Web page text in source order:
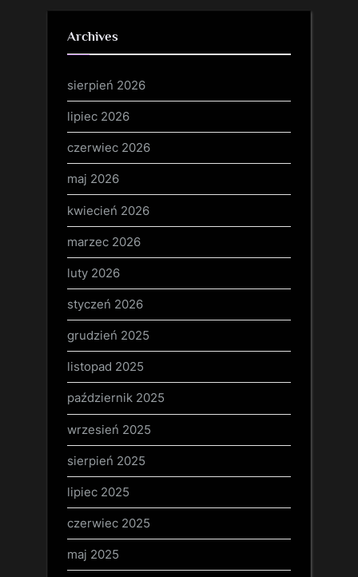
Archives
sierpień 2026
lipiec 2026
czerwiec 2026
maj 2026
kwiecień 2026
marzec 2026
luty 2026
styczeń 2026
grudzień 2025
listopad 2025
październik 2025
wrzesień 2025
sierpień 2025
lipiec 2025
czerwiec 2025
maj 2025